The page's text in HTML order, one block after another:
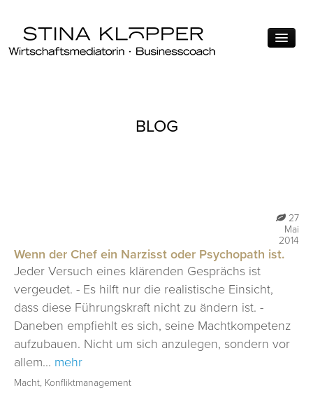
KONFLIKTMANAGEMENT
VERHANDLUNG
FÜR WEN
METHODEN
COACHING I BERATUNG
MODERATION | MEDIATION
BLOG
27
Mai
2014
Wenn der Chef ein Narzisst oder Psychopath ist.
Jeder Versuch eines klärenden Gesprächs ist
vergeudet. - Es hilft nur die realistische Einsicht,
dass diese Führungskraft nicht zu ändern ist. -
Daneben empfiehlt es sich, seine Machtkompetenz
aufzubauen. Nicht um sich anzulegen, sondern vor
allem... mehr
Macht, Konfliktmanagement